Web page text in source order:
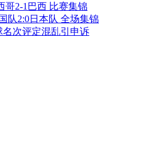
哥2-1巴西 比赛集锦
队2:0日本队 全场集锦
次评定混乱引申诉